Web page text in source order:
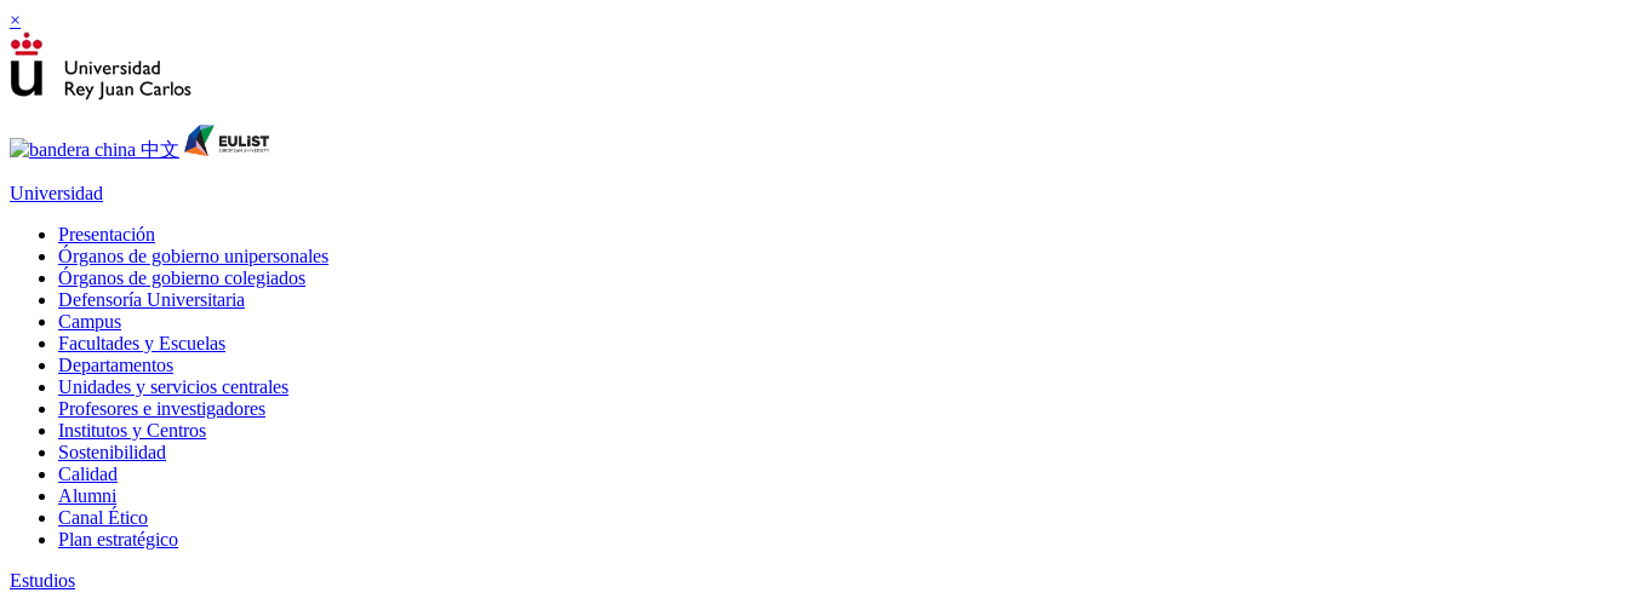
×
Universidad
Presentación
Órganos de gobierno unipersonales
Órganos de gobierno colegiados
Defensoría Universitaria
Campus
Facultades y Escuelas
Departamentos
Unidades y servicios centrales
Profesores e investigadores
Institutos y Centros
Sostenibilidad
Calidad
Alumni
Canal Ético
Plan estratégico
Estudios